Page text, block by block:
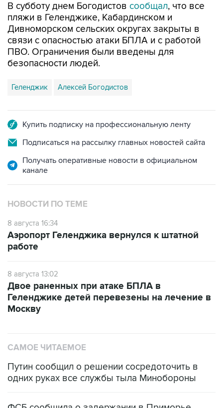
В субботу днем Богодистов сообщал, что все
пляжи в Геленджике, Кабардинском и
Дивноморском сельских округах закрыты в
связи с опасностью атаки БПЛА и с работой
ПВО. Ограничения были введены для
безопасности людей.
Геленджик Алексей Богодистов
Купить подписку на профессиональную ленту
Подписаться на рассылку главных новостей сайта
Получать оперативные новости в официальном
канале
НОВОСТИ ПО ТЕМЕ
8 августа 16:34
Аэропорт Геленджика вернулся к штатной
работе
8 августа 13:02
Двое раненных при атаке БПЛА в
Геленджике детей перевезены на лечение в
Москву
САМОЕ ЧИТАЕМОЕ
Путин сообщил о решении сосредоточить в
одних руках все службы тыла Минобороны